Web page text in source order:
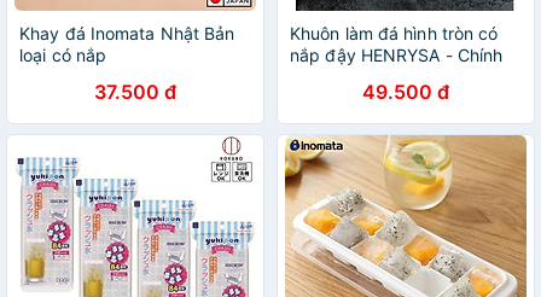
Khay đá Inomata Nhật Bản
loại có nắp
37.500 đ
Khuôn làm đá hình tròn có
nắp đậy HENRYSA - Chính
49.500 đ